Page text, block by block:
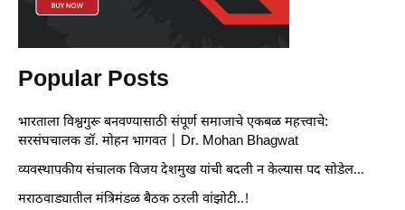
Popular Posts
भारताला विश्वगुरू बनवण्यासाठी संपूर्ण समाजाचे एकबळ महत्त्वाचे:
सरसंघचालक डॉ. मोहन भागवत | Dr. Mohan Bhagwat
व्यवस्थापकीय संचालक विजय देशमुख यांची बदली न केल्यास पद सोडेल…
मराठवाड्यातील मंत्रिमंडळ बैठक ठरली वांझोटी..!